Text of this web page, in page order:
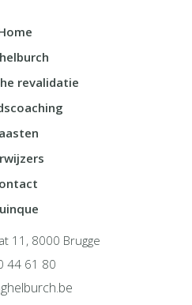
revalidatie
11, 8000 Brugge
44 61 80